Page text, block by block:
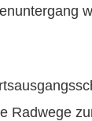
Radwege